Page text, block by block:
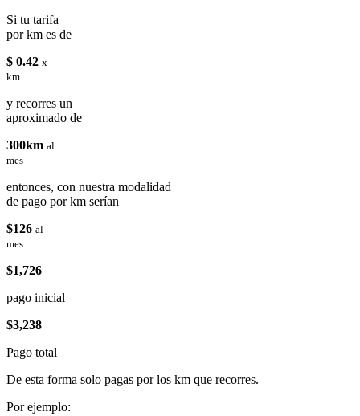
Si tu tarifa
por km es de
$ 0.42 x
km
y recorres un
aproximado de
300km al
mes
entonces, con nuestra modalidad
de pago por km serían
$126 al
mes
$1,726
pago inicial
$3,238
Pago total
De esta forma solo pagas por los km que recorres.
Por ejemplo: